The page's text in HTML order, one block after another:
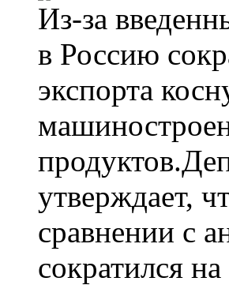
Из-за
в Россию
экспорта
утверждает,
сравнении с
сократился